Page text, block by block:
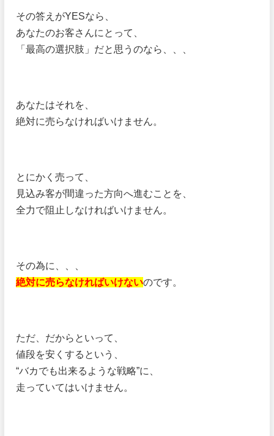
その答えがYESなら、
あなたのお客さんにとって、
「最高の選択肢」だと思うのなら、、、
あなたはそれを、
絶対に売らなければいけません。
とにかく売って、
見込み客が間違った方向へ進むことを、
全力で阻止しなければいけません。
その為に、、、
絶対に売らなければいけないのです。
ただ、だからといって、
値段を安くするという、
“バカでも出来るような戦略”に、
走っていてはいけません。